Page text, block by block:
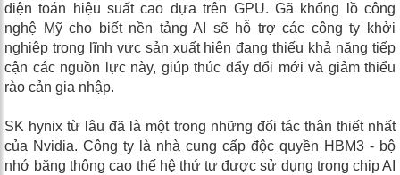
điện toán hiệu suất cao dựa trên GPU. Gã khổng lồ công
nghệ Mỹ cho biết nền tảng AI sẽ hỗ trợ các công ty khởi
nghiệp trong lĩnh vực sản xuất hiện đang thiếu khả năng tiếp
cận các nguồn lực này, giúp thúc đẩy đổi mới và giảm thiểu
rào cản gia nhập.
SK hynix từ lâu đã là một trong những đối tác thân thiết nhất
của Nvidia. Công ty là nhà cung cấp độc quyền HBM3 - bộ
nhớ băng thông cao thế hệ thứ tư được sử dụng trong chip AI